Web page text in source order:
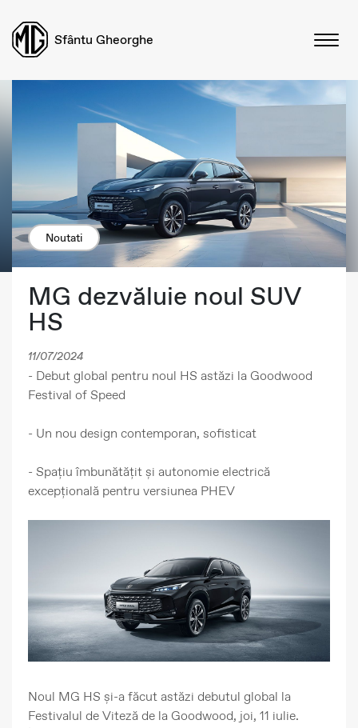
Sfântu Gheorghe
Noutati
MG dezvăluie noul SUV
HS
11/07/2024
- Debut global pentru noul HS astăzi la Goodwood
Festival of Speed
- Un nou design contemporan, sofisticat
- Spațiu îmbunătățit și autonomie electrică
excepțională pentru versiunea PHEV
Noul MG HS și-a făcut astăzi debutul global la
Festivalul de Viteză de la Goodwood, joi, 11 iulie.